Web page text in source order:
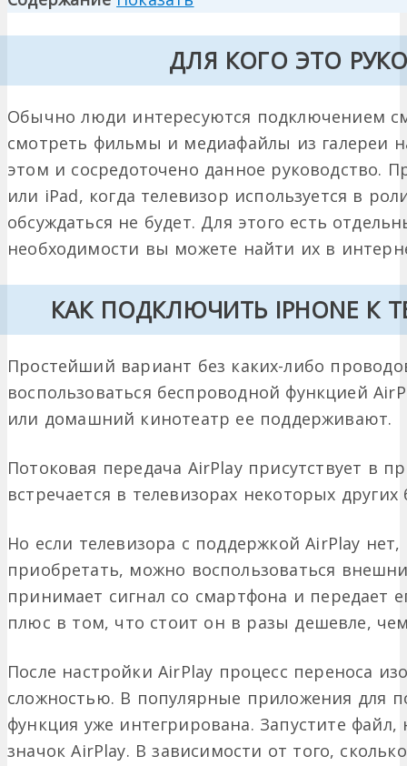
ДЛЯ КОГО ЭТО
Обычно люди интересуются подключением
смотреть фильмы и медиафайлы из галереи
этом и сосредоточено данное руководство.
или iPad, когда телевизор используется в
обсуждаться не будет. Для этого есть
необходимости вы можете найти их в
КАК ПОДКЛЮЧИТЬ IPHONE К
Простейший вариант без каких-либо
воспользоваться беспроводной функцией
или домашний кинотеатр ее поддерживают.
Потоковая передача AirPlay присутствует в
встречается в телевизорах некоторых
Но если телевизора с поддержкой AirPlay
приобретать, можно воспользоваться
принимает сигнал со смартфона и передает
плюс в том, что стоит он в разы дешевле,
После настройки AirPlay процесс переноса
сложностью. В популярные приложения для
функция уже интегрирована. Запустите
значок AirPlay. В зависимости от того,